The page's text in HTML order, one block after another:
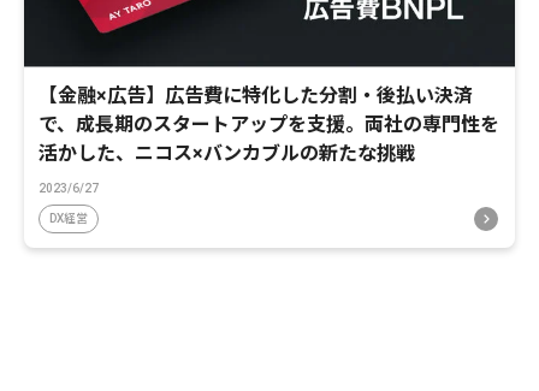
【金融×広告】広告費に特化した分割・後払い決済
で、成長期のスタートアップを支援。両社の専門性を
活かした、ニコス×バンカブルの新たな挑戦
2023/6/27
DX経営